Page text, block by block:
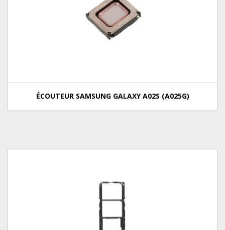
ÉCOUTEUR SAMSUNG GALAXY A02S (A025G)